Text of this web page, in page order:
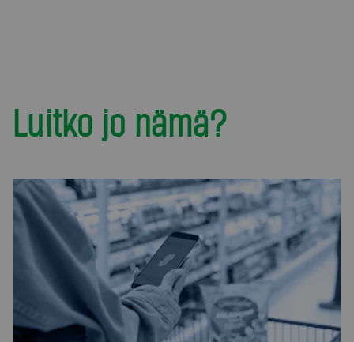
Luitko jo nämä?